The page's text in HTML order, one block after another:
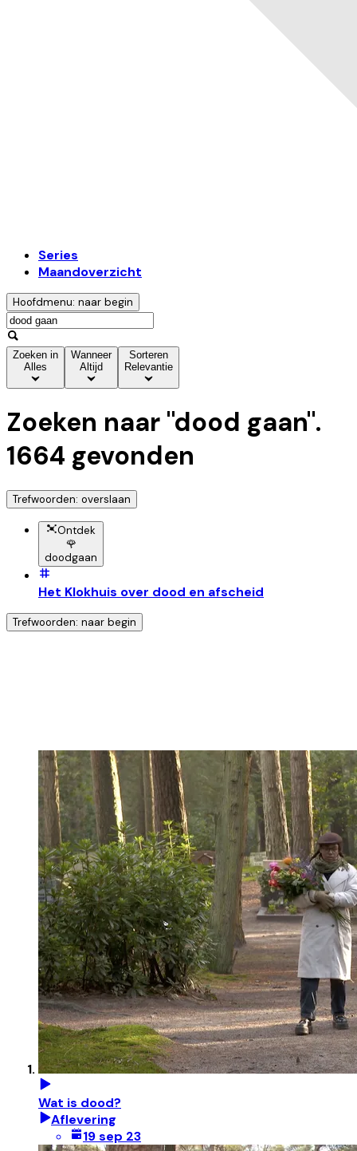
Series
Maandoverzicht
Hoofdmenu: naar begin
Zoeken in
Alles
Wanneer
Altijd
Sorteren
Relevantie
Zoeken naar "dood gaan".
1664 gevonden
Trefwoorden: overslaan
Ontdek
🌹
doodgaan
Het Klokhuis over dood en afscheid
Trefwoorden: naar begin
Wat is dood?
Aflevering
19 sep 23